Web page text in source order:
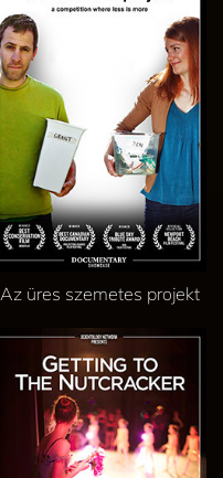
Az üres szemetes projekt